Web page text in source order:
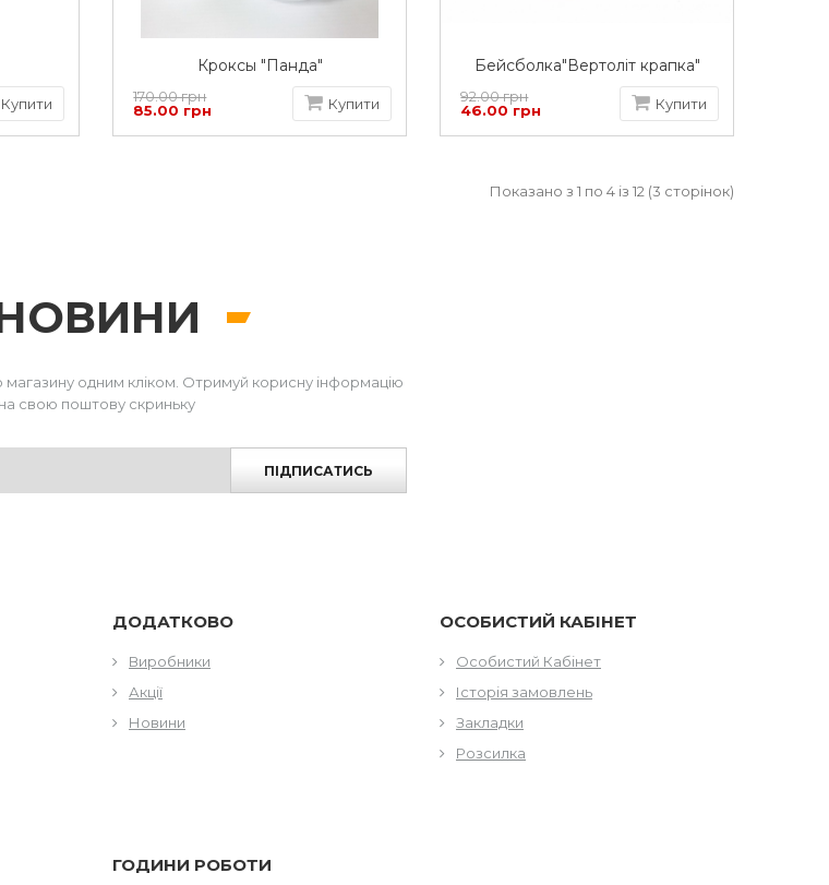
Купити
Кроксы "Панда"
170.00 грн
85.00 грн
Купити
Бейсболка"Вертоліт крапка"
92.00 грн
46.00 грн
Купити
Показано з 1 по 4 із 12 (3 сторінок)
одним кліком. Отримуй корисну інформацію
на свою поштову скриньку
ПІДПИСАТИСЬ
ДОДАТКОВО
Виробники
Акції
Новини
ОСОБИСТИЙ КАБІНЕТ
Особистий Кабінет
Історія замовлень
Закладки
Розсилка
ГОДИНИ РОБОТИ